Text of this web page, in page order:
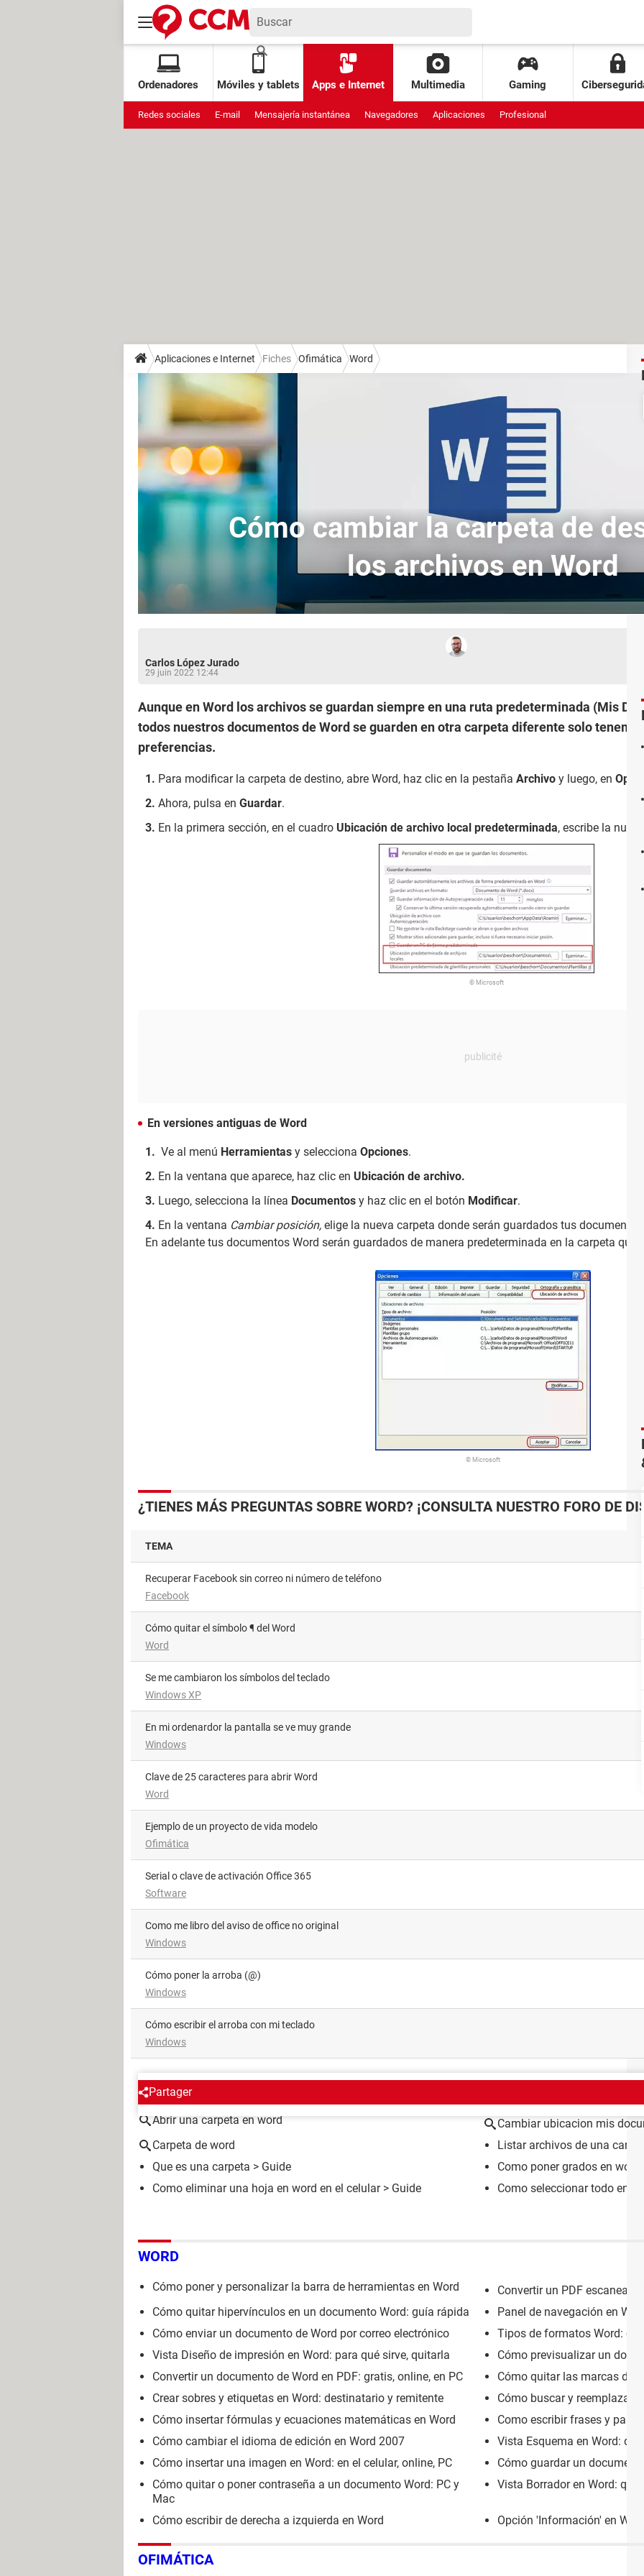
Ordenadores Móviles y tablets Apps e Internet Multimedia Gaming
Redes sociales E-mail Mensajería instantánea Navegadores Aplicaciones Profesional
Aplicaciones e Internet Fiches Ofimática Word
Cómo cambiar la carpeta de
los archivos en Word
Carlos López Jurado
29 juin 2022 12:44
Aunque en Word los archivos se guardan siempre en una ruta predeterminada (Mis
todos nuestros documentos de Word se guarden en otra carpeta diferente solo
preferencias.
​​​​​​Para modificar la carpeta de destino, abre Word, haz clic en la pestaña Archivo y luego, en
Ahora, pulsa en Guardar.
En la primera sección, en el cuadro Ubicación de archivo local predeterminada, escribe la
© Microsoft
En versiones antiguas de Word
Ve al menú Herramientas y selecciona Opciones.
En la ventana que aparece, haz clic en Ubicación de archivo.
Luego, selecciona la línea Documentos y haz clic en el botón Modificar.
En la ventana Cambiar posición, elige la nueva carpeta donde serán guardados tus documentos
En adelante tus documentos Word serán guardados de manera predeterminada en la carpeta que
© Microsoft
¿TIENES MÁS PREGUNTAS SOBRE WORD? ¡CONSULTA NUESTRO FORO DE
TEMA
Recuperar Facebook sin correo ni número de teléfono
Facebook
Cómo quitar el símbolo ¶ del Word
Word
Se me cambiaron los símbolos del teclado
Windows XP
En mi ordenardor la pantalla se ve muy grande
Windows
Clave de 25 caracteres para abrir Word
Word
Ejemplo de un proyecto de vida modelo
Ofimática
Serial o clave de activación Office 365
Software
como me libro del aviso de office no original
Windows
Cómo poner la arroba (@)
Windows
Cómo escribir el arroba con mi teclado
Windows
Partager
ALREDEDOR DEL MISMO TEMA
Abrir una carpeta en word
Cambiar ubicacion mis
Carpeta de word
Listar archivos de una
Que es una carpeta > Guide Como poner grados en word
Como eliminar una hoja en word en el celular> Guide Como seleccionar todo en
WORD
Cómo poner y personalizar la barra de herramientas en Word
Convertir un PDF escaneado
Cómo quitar hipervínculos en un documento Word: guía rápida
Panel de navegación en
Cómo enviar un documento de Word por correo electrónico
Tipos de formatos Word:
Vista Diseño de impresión en Word: para qué sirve, quitarla
Cómo previsualizar un
Convertir un documento de Word en PDF: gratis, online, en PC
Cómo quitar las marcas de
Crear sobres y etiquetas en Word: destinatario y remitente
Cómo buscar y reemplazar
Cómo insertar fórmulas y ecuaciones matemáticas en Word
Como escribir frases y
Cómo cambiar el idioma de edición en Word 2007
Vista Esquema en Word:
Cómo insertar una imagen en Word: en el celular, online, PC
Cómo guardar un
Cómo quitar o poner contraseña a un documento Word: PC y
Mac
Vista Borrador en Word: qué
Cómo escribir de derecha a izquierda en Word Opción 'Información' en
OFIMÁTICA